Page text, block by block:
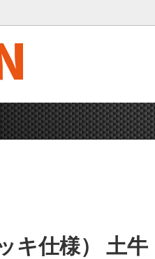
獣対策 熊除けスプレー 熊
マーキング
鳶シリーズ
三共コーポレーション
キ仕様） 土牛